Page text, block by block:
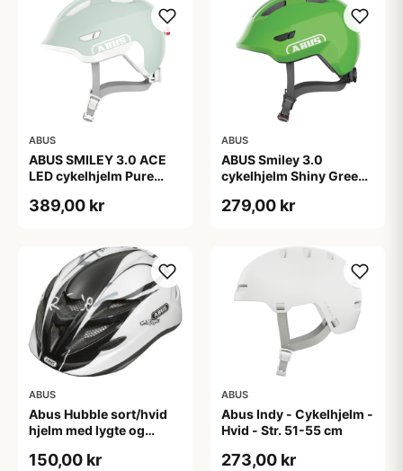
ABUS
ABUS SMILEY 3.0 ACE
LED cykelhjelm Pure
389,00 kr
ABUS
ABUS Smiley 3.0
cykelhjelm Shiny Green
cm)
279,00 kr
ABUS
Abus Hubble sort/hvid
hjelm med lygte og
(Hjelmstørrelse: 46-52
150,00 kr
ABUS
Abus Indy - Cykelhjelm -
Hvid - Str. 51-55 cm
273,00 kr